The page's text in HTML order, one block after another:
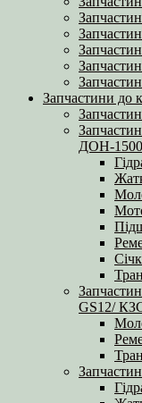
Запчастини до
ДОН-
GS12/